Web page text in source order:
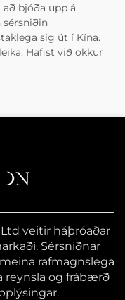
bjóða upp á
sig út í Kína.
Hafist við okkur
veitir háþróaðar
Sérsniðnar
rafmagnslega
reynsla og frábærð